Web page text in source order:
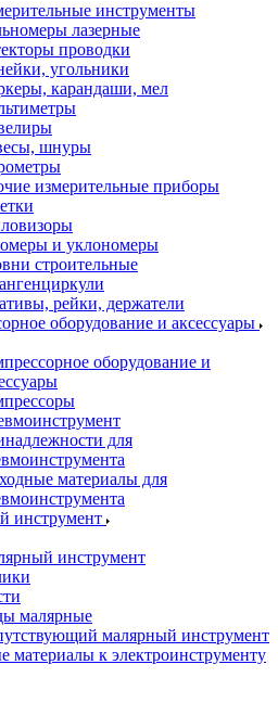
инструменты
лазерные
проводки
угольники
карандаши, мел
шнуры
измерительные приборы
и уклономеры
строительные
рейки, держатели
оборудование и аксессуары
оборудование и
для
материалы для
инструмент
инструмент
малярные
малярный инструмент
материалы к электроинструменту